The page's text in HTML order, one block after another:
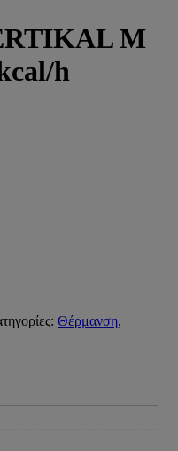
M
h
Θέρμανση,